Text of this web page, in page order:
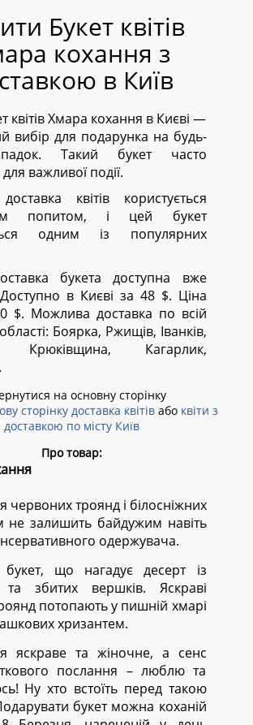
Букет квітів
кохання з
в Київ
квітів Хмара кохання в Києві —
вибір для подарунка на будь-
Такий букет часто
важливої події.
квітів користується
попитом, і цей букет
одним із популярних
букета доступна вже
Доступно в Києві за 48 $. Ціна
$. Можлива доставка по всій
Боярка, Ржищів, Іванків,
Крюківщина, Кагарлик,
на основну сторінку
сторінку доставка квітів або квіти з
доставкою по місту Київ
Про товар:
червоних троянд і білосніжних
не залишить байдужим навіть
одержувача.
букет, що нагадує десерт із
та збитих вершків. Яскраві
потопають у пишній хмарі
хризантем.
яскраве та жіночне, а сенс
послання – люблю та
Ну хто встоїть перед такою
букет можна коханій